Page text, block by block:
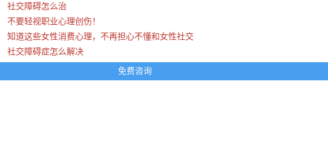
社交障碍怎么治
不要轻视职业心理创伤！
知道这些女性消费心理，不再担心不懂和女性社交
社交障碍症怎么解决
免费咨询